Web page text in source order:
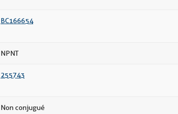
BC166654
NPNT
255743
Non conjugué